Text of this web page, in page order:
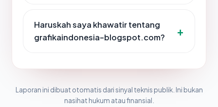
Haruskah saya khawatir tentang
grafikaindonesia-blogspot.com?
Laporan ini dibuat otomatis dari sinyal teknis publik. Ini bukan
nasihat hukum atau finansial.